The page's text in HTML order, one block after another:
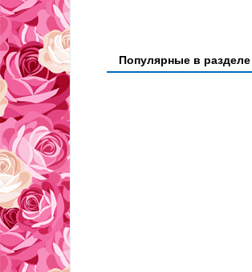
Популярные в разделе